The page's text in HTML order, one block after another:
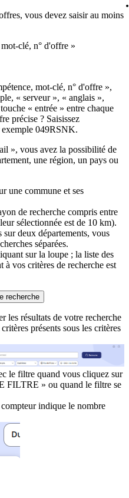
vous devez saisir au moins
clé, n° d'offre »
mot-clé, n° d'offre »,
« serveur », « anglais »,
« entrée » entre chaque
précise ? Saisissez
exemple 049RSNK.
», vous avez la possibilité de
une région, un pays ou
une commune et ses
de recherche compris entre
sélectionnée est de 10 km).
deux départements, vous
séparées.
sur la loupe ; la liste des
vos critères de recherche est
recherche
les résultats de votre recherche
présents sous les critères
le filtre quand vous cliquez sur
FILTRE » ou quand le filtre se
indique le nombre